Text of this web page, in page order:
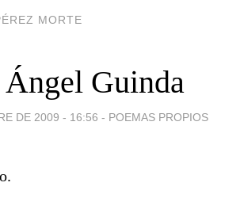
MORTE
Ángel Guinda
DE 2009 - 16:56 - POEMAS PROPIOS